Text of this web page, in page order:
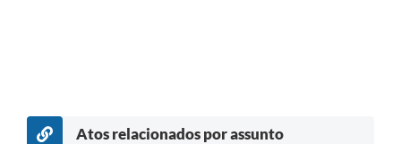
Atos relacionados por assunto